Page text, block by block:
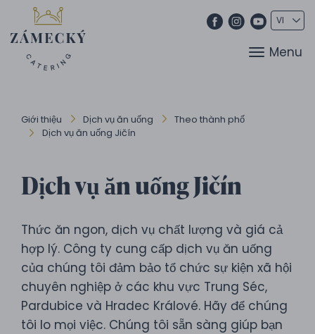
Menu
Giới thiệu Dịch vụ ăn uống
Theo thành phố
Dịch vụ ăn uống Jičín
Dịch vụ ăn uống Jičín
Thức ăn ngon, dịch vụ chất lượng và giá cả
hợp lý. Công ty cung cấp dịch vụ ăn uống
của chúng tôi đảm bảo tổ chức sự kiện xã hội
chuyên nghiệp ở các khu vực Trung Séc,
Pardubice và Hradec Králové. Hãy để chúng
tôi lo mọi việc. Chúng tôi sẵn sàng giúp bạn